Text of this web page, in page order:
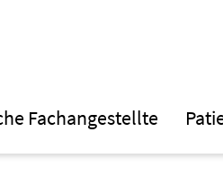
Fachangestellte